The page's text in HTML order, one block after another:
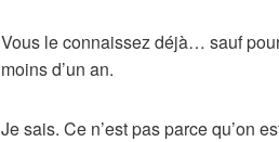
Vous le connaissez déjà… sauf
moins d’un an.
Je sais. Ce n’est pas parce qu’on